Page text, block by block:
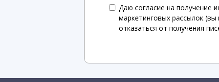
Даю согласие на получение
маркетинговых рассылок
отказаться от получения